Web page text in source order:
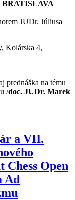
BRATISLAVA
JUDr. Júliusa
Kolárska 4,
prednáška na tému
/doc. JUDr. Marek
a VII.
Chess Open
Ad